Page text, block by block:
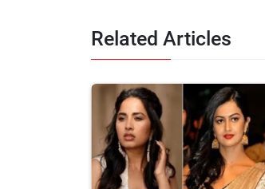
Related Articles